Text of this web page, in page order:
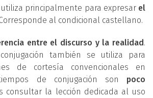
principalmente para expresar el
al condicional castellano.
entre el discurso y la realidad.
también se utiliza para
de cortesía convencionales en
de conjugación son poco
consultar la lección dedicada al uso